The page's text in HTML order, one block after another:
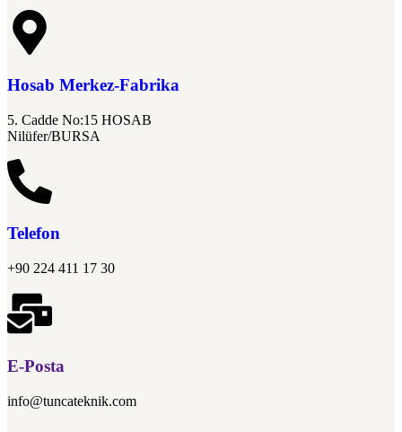
Hosab Merkez-Fabrika
5. Cadde No:15 HOSAB
Nilüfer/BURSA
Telefon
+90 224 411 17 30
E-Posta
info@tuncateknik.com